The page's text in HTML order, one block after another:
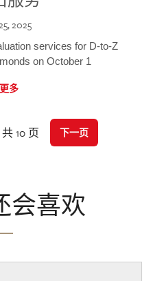
2025
services for D-to-Z
on October 1
多
10 页 下一页
会喜欢